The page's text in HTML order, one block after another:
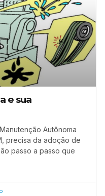
e sua
Autônoma
precisa da adoção de
passo a passo que